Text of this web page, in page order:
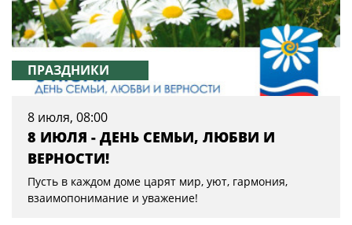
ПРАЗДНИКИ
8 июля, 08:00
8 ИЮЛЯ - ДЕНЬ СЕМЬИ, ЛЮБВИ И
ВЕРНОСТИ!
Пусть в каждом доме царят мир, уют, гармония,
взаимопонимание и уважение!